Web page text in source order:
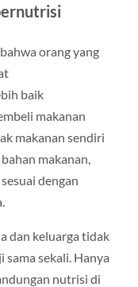
orang yang
baik
makanan
makanan sendiri
makanan,
dengan
dan keluarga tidak
sama sekali. Hanya
nutrisi di